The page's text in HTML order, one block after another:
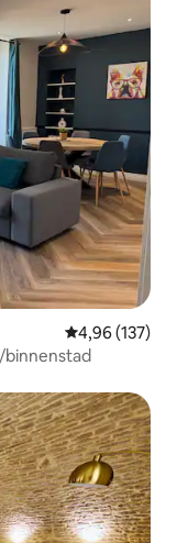
Gemiddelde
4,96 (137)
binnenstad